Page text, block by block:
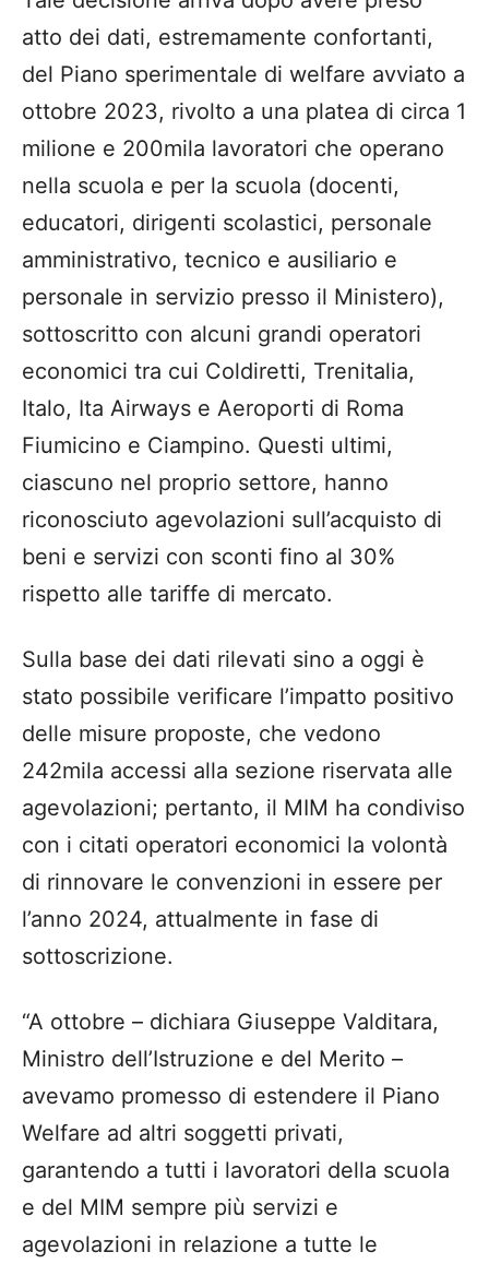
atto dei dati, estremamente confortanti,
del Piano sperimentale di welfare avviato a
ottobre 2023, rivolto a una platea di circa 1
milione e 200mila lavoratori che operano
nella scuola e per la scuola (docenti,
educatori, dirigenti scolastici, personale
amministrativo, tecnico e ausiliario e
personale in servizio presso il Ministero),
sottoscritto con alcuni grandi operatori
economici tra cui Coldiretti, Trenitalia,
Italo, Ita Airways e Aeroporti di Roma
Fiumicino e Ciampino. Questi ultimi,
ciascuno nel proprio settore, hanno
riconosciuto agevolazioni sull’acquisto di
beni e servizi con sconti fino al 30%
rispetto alle tariffe di mercato.
Sulla base dei dati rilevati sino a oggi è
stato possibile verificare l’impatto positivo
delle misure proposte, che vedono
242mila accessi alla sezione riservata alle
agevolazioni; pertanto, il MIM ha condiviso
con i citati operatori economici la volontà
di rinnovare le convenzioni in essere per
l’anno 2024, attualmente in fase di
sottoscrizione.
“A ottobre – dichiara Giuseppe Valditara,
Ministro dell’Istruzione e del Merito –
avevamo promesso di estendere il Piano
Welfare ad altri soggetti privati,
garantendo a tutti i lavoratori della scuola
e del MIM sempre più servizi e
agevolazioni in relazione a tutte le